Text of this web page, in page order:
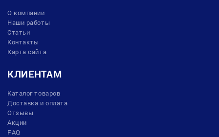
О компании
Наши работы
Статьи
Контакты
Карта сайта
КЛИЕНТАМ
Каталог товаров
Доставка и оплата
Отзывы
Акции
FAQ